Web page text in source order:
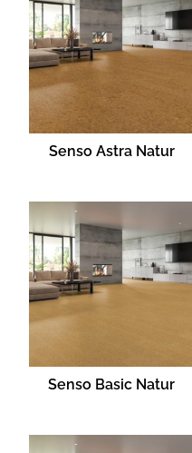
Senso Astra Natur
Senso Basic Natur